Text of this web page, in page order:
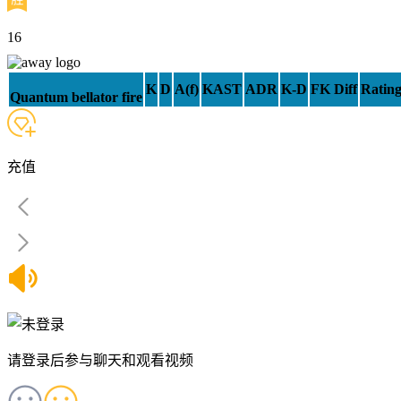
16
Quantum bellator fire
K D A(f) KAST ADR K-D FK Diff
充值
请登录后参与聊天和观看视频